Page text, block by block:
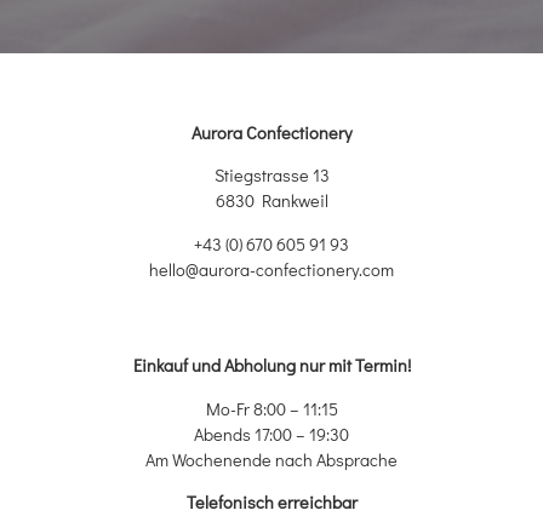
Aurora Confectionery
Stiegstrasse 13
6830 Rankweil
+43 (0) 670 605 91 93
hello@aurora-confectionery.com
Einkauf und Abholung nur mit Termin!
Mo-Fr 8:00 – 11:15
Abends 17:00 – 19:30
Am Wochenende nach Absprache
Telefonisch erreichbar